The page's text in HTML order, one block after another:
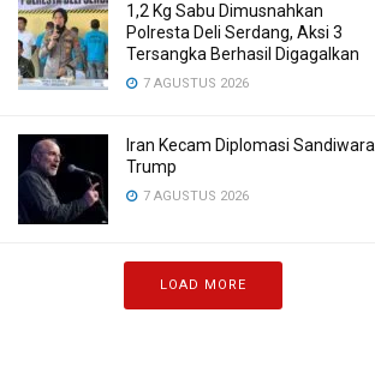
1,2 Kg Sabu Dimusnahkan
Polresta Deli Serdang, Aksi 3
Tersangka Berhasil Digagalkan
7 AGUSTUS 2026
Iran Kecam Diplomasi Sandiwara
Trump
7 AGUSTUS 2026
LOAD MORE